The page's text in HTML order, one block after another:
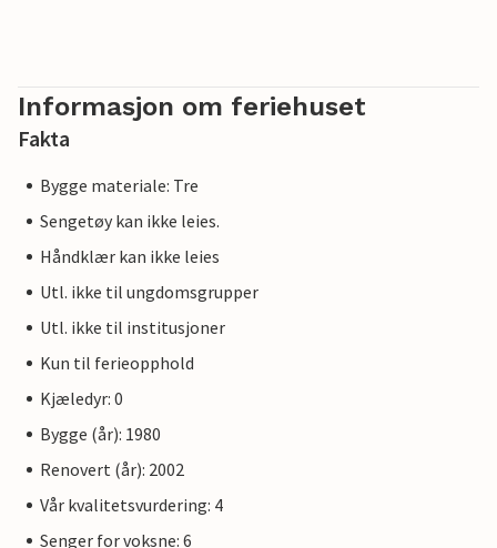
Informasjon om feriehuset
Fakta
Bygge materiale: Tre
Sengetøy kan ikke leies.
Håndklær kan ikke leies
Utl. ikke til ungdomsgrupper
Utl. ikke til institusjoner
Kun til ferieopphold
Kjæledyr: 0
Bygge (år): 1980
Renovert (år): 2002
Vår kvalitetsvurdering: 4
Senger for voksne: 6